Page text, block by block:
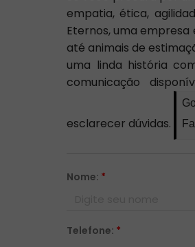
empatia, ética,
Eternos, uma
até animais de
uma linda história
comunicação
esclarecer dúvidas.
Nome: *
Telefone: *